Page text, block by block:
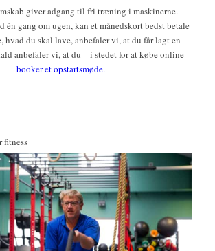
giver adgang til fri træning i maskinerne.
én gang om ugen, kan et månedskort bedst betale
hvad du skal lave, anbefaler vi, at du får lagt en
anbefaler vi, at du – i stedet for at købe online –
booker et opstartsmøde.